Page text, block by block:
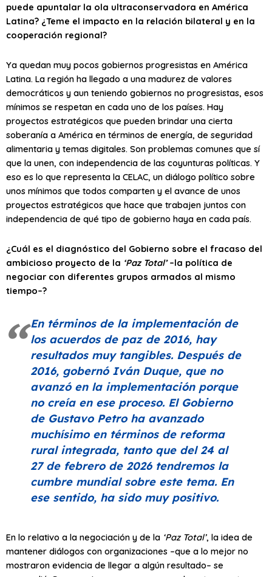
puede apuntalar la ola ultraconservadora en América
Latina? ¿Teme el impacto en la relación bilateral y en la
cooperación regional?
Ya quedan muy pocos gobiernos progresistas en América
Latina. La región ha llegado a una madurez de valores
democráticos y aun teniendo gobiernos no progresistas, esos
mínimos se respetan en cada uno de los países. Hay
proyectos estratégicos que pueden brindar una cierta
soberanía a América en términos de energía, de seguridad
alimentaria y temas digitales. Son problemas comunes que sí
que la unen, con independencia de las coyunturas políticas. Y
eso es lo que representa la CELAC, un diálogo político sobre
unos mínimos que todos comparten y el avance de unos
proyectos estratégicos que hace que trabajen juntos con
independencia de qué tipo de gobierno haya en cada país.
¿Cuál es el diagnóstico del Gobierno sobre el fracaso del
ambicioso proyecto de la ‘Paz Total’–la política de
negociar con diferentes grupos armados al mismo
tiempo–?
En términos de la implementación de
los acuerdos de paz de 2016, hay
resultados muy tangibles. Después de
2016, gobernó Iván Duque, que no
avanzó en la implementación porque
no creía en ese proceso. El Gobierno
de Gustavo Petro ha avanzado
muchísimo en términos de reforma
rural integrada, tanto que del 24 al
27 de febrero de 2026 tendremos la
cumbre mundial sobre este tema. En
ese sentido, ha sido muy positivo.
En lo relativo a la negociación y de la ‘Paz Total’, la idea de
mantener diálogos con organizaciones –que a lo mejor no
mostraron evidencia de llegar a algún resultado– se